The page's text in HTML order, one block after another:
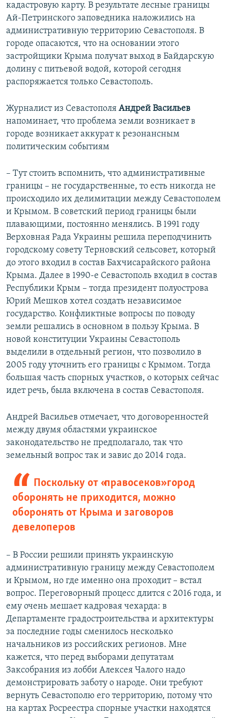
кадастровую карту. В результате лесные границы
Ай-Петринского заповедника наложились на
административную территорию Севастополя. В
городе опасаются, что на основании этого
застройщики Крыма получат выход в Байдарскую
долину с питьевой водой, которой сегодня
распоряжается только Севастополь.
Журналист из Севастополя Андрей Васильев
напоминает, что проблема земли возникает в
городе возникает аккурат к резонансным
политическим событиям
– Тут стоить вспомнить, что административные
границы – не государственные, то есть никогда не
происходило их делимитации между Севастополем
и Крымом. В советский период границы были
плавающими, постоянно менялись. В 1991 году
Верховная Рада Украины решила переподчинить
городскому совету Терновский сельсовет, который
до этого входил в состав Бахчисарайского района
Крыма. Далее в 1990-е Севастополь входил в состав
Республики Крым – тогда президент полуострова
Юрий Мешков хотел создать независимое
государство. Конфликтные вопросы по поводу
земли решались в основном в пользу Крыма. В
новой конституции Украины Севастополь
выделили в отдельный регион, что позволило в
2005 году уточнить его границы с Крымом. Тогда
большая часть спорных участков, о которых сейчас
идет речь, была включена в состав Севастополя.
Андрей Васильев отмечает, что договоренностей
между двумя областями украинское
законодательство не предполагало, так что
земельный вопрос так и завис до 2014 года.
Поскольку от «правосеков» город
оборонять не приходится, можно
оборонять от Крыма и заговоров
девелоперов
– В России решили принять украинскую
административную границу между Севастополем
и Крымом, но где именно она проходит – встал
вопрос. Переговорный процесс длится с 2016 года, и
ему очень мешает кадровая чехарда: в
Департаменте градостроительства и архитектуры
за последние годы сменилось несколько
начальников из российских регионов. Мне
кажется, что перед выборами депутатам
Заксобрания из лобби Алексея Чалого надо
демонстрировать заботу о народе. Они требуют
вернуть Севастополю его территорию, потому что
на картах Росреестра спорные участки находятся